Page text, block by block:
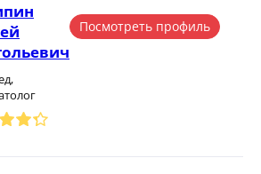
Посмотреть профиль